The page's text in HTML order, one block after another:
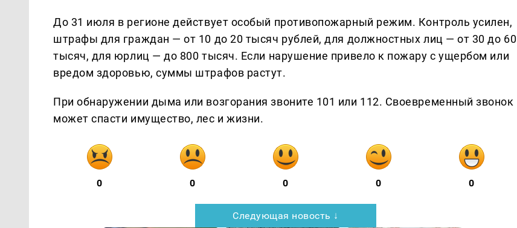
До 31 июля в регионе действует особый противопожарный режим. Контроль усилен,
штрафы для граждан — от 10 до 20 тысяч рублей, для должностных лиц — от 30 до 60
тысяч, для юрлиц — до 800 тысяч. Если нарушение привело к пожару с ущербом или
вредом здоровью, суммы штрафов растут.
При обнаружении дыма или возгорания звоните 101 или 112. Своевременный звонок
может спасти имущество, лес и жизни.
0 0 0 0 0
Следующая новость ↓